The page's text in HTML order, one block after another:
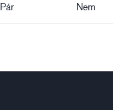
Pár Nem